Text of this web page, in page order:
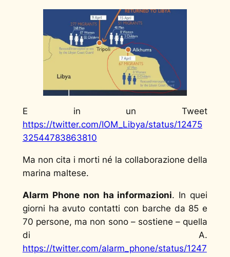
E in un Tweet
https://twitter.com/IOM_Libya/status/12475
32544783863810
Ma non cita i morti né la collaborazione della
marina maltese.
Alarm Phone non ha informazioni. In quei
giorni ha avuto contatti con barche da 85 e
70 persone, ma non sono – sostiene – quella
di A.
https://twitter.com/alarm_phone/status/1247